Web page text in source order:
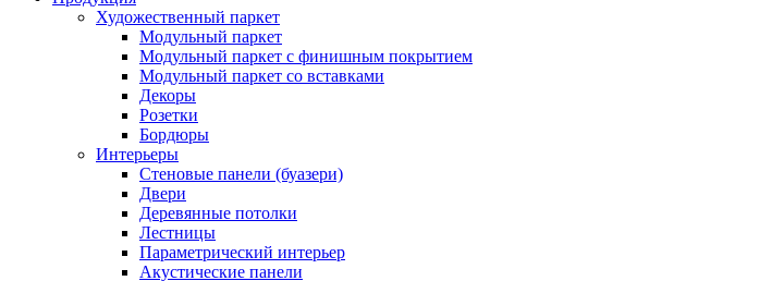
Художественный паркет
Модульный паркет
Модульный паркет с финишным покрытием
Модульный паркет со вставками
Декоры
Розетки
Бордюры
Интерьеры
Стеновые панели (буазери)
Двери
Деревянные потолки
Лестницы
Параметрический интерьер
Акустические панели